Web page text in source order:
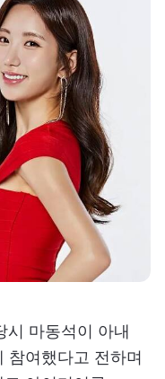
시 마동석이 아내
참여했다고 전하며